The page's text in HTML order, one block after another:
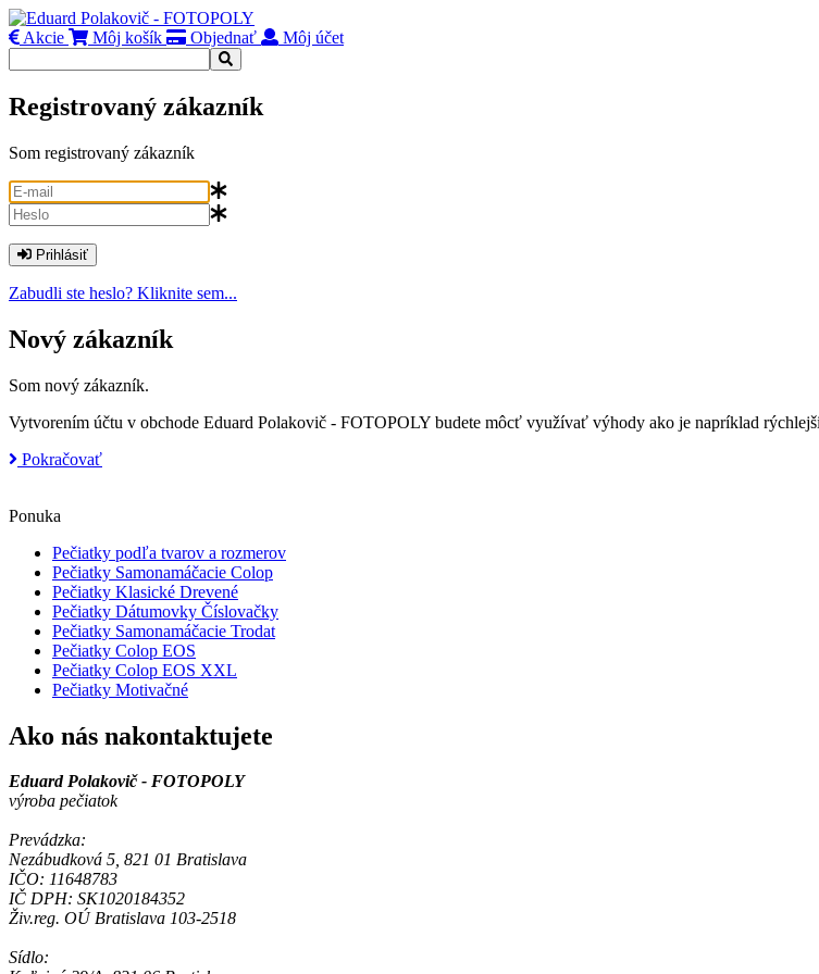
Akcie Môj košík Objednať Môj účet
Registrovaný zákazník
Som registrovaný zákazník
Prihlásiť
Zabudli ste heslo? Kliknite sem...
Nový zákazník
Som nový zákazník.
Vytvorením účtu v obchode Eduard Polakovič - FOTOPOLY budete môcť využívať výhody ako je napríklad
Pokračovať
Ponuka
Pečiatky podľa tvarov a rozmerov
Pečiatky Samonamáčacie Colop
Pečiatky Klasické Drevené
Pečiatky Dátumovky Číslovačky
Pečiatky Samonamáčacie Trodat
Pečiatky Colop EOS
Pečiatky Colop EOS XXL
Pečiatky Motivačné
Ako nás nakontaktujete
Eduard Polakovič - FOTOPOLY
výroba pečiatok
Prevádzka:
Nezábudková 5, 821 01 Bratislava
IČO: 11648783
IČ DPH: SK1020184352
Živ.reg. OÚ Bratislava 103-2518
Sídlo: